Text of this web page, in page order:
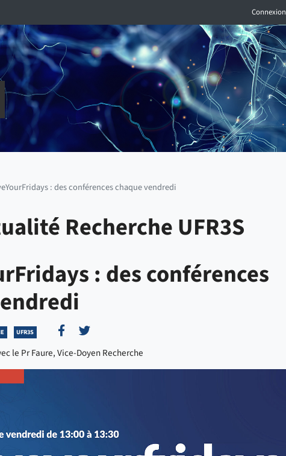
Connexion
: des conférences chaque vendredi
Recherche UFR3S
: des conférences
UFR3S Partager sur Facebook
Partager sur Twitter
le Pr Faure, Vice-Doyen Recherche